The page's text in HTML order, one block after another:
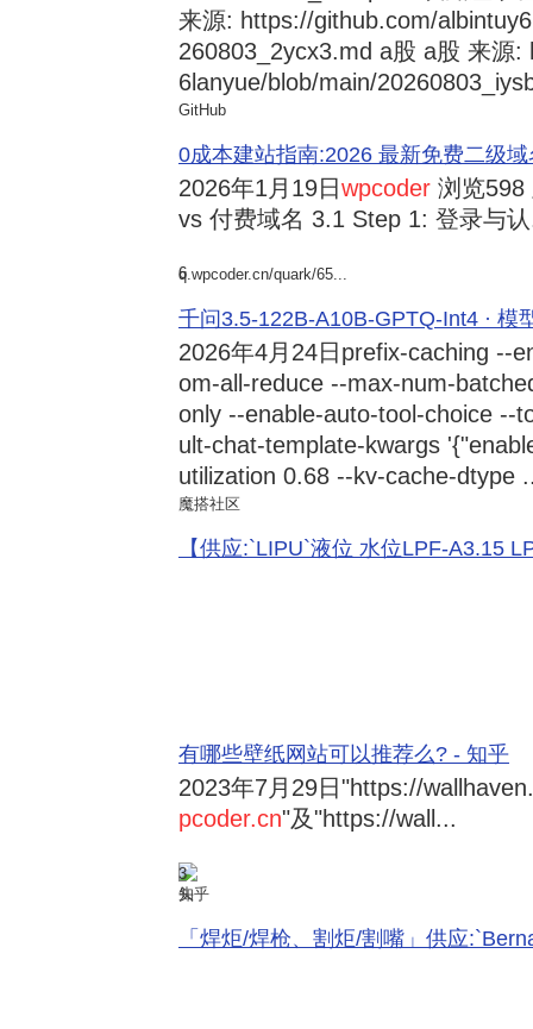
来源: https://github.com/
260803_2ycx3.md a股 a股 来源
6lanyue/blob/main/
GitHub
0成本建站指南:2026 最新免费二级
2026年1月19日wpcoder 浏览598
vs 付费域名 3.1 Step 1: 登录与
6
q.wpcoder.cn/quark/65...
千问3.5-122B-A10B-GPTQ-Int4 · 模
2026年4月24日 prefix-caching --
om-all-reduce --max-num-
only --enable-auto-tool-choice --
ult-chat-template-kwargs
utilization 0.68 --kv-cache-dtype
魔搭社区
【供应:`LIPU`液位 水位LPF-A3.15
有哪些壁纸网站可以推荐么? - 知乎
2023年7月29日 "https://
pcoder.cn"及"https://wall...
3
知乎
「焊炬/焊枪、割炬/割嘴」供应